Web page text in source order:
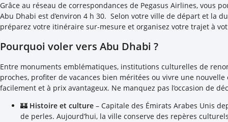
Grâce au réseau de correspondances de Pegasus Airlines, vous
Abu Dhabi est d’environ 4 h 30. Selon votre ville de départ et la
préparez votre itinéraire sur-mesure et organisez votre trajet à
Pourquoi voler vers Abu Dhabi ?
Entre monuments emblématiques, institutions culturelles de
proches, profiter de vacances bien méritées ou vivre une
facilement et à prix avantageux. Ne manquez pas l’occasion de
🏰 Histoire et culture – Capitale des Émirats Arabes Unis
de perles. Aujourd’hui, la ville conserve des repères